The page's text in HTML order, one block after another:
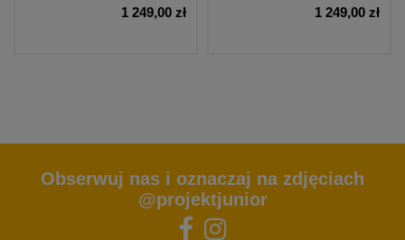
1 249,00 zł 1 249,00 zł
Obserwuj nas i oznaczaj na zdjęciach
@projektjunior